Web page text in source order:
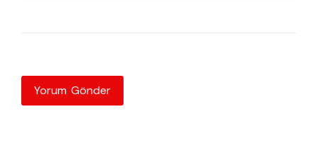
Yorum Gönder